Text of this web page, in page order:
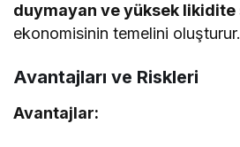
duymayan ve yüksek likidite
ekonomisinin temelini oluşturur.
Avantajları ve Riskleri
Avantajlar: